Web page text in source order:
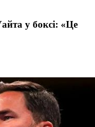
у боксі: «Це